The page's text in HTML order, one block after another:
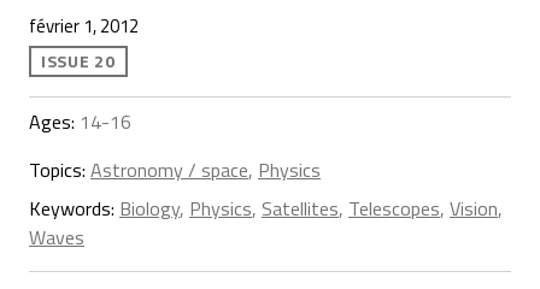
février 1, 2012
ISSUE 20
Ages: 14-16
Topics: Astronomy / space, Physics
Keywords: Biology, Physics, Satellites, Telescopes, Vision,
Waves